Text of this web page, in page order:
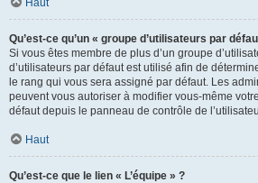
Haut
Qu’est-ce qu’un « groupe d’utilisateurs par
Si vous êtes membre de plus d’un groupe
d’utilisateurs par défaut est utilisé afin de
le rang qui vous sera assigné par défaut. Les
peuvent vous autoriser à modifier vous-même
défaut depuis le panneau de contrôle de
Haut
Qu’est-ce que le lien « L’équipe » ?